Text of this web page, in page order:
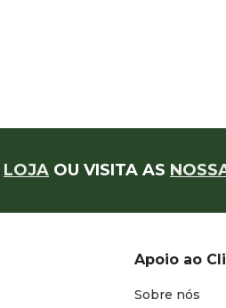
LOJA OU VISITA AS
Apoio ao
Sobre nós